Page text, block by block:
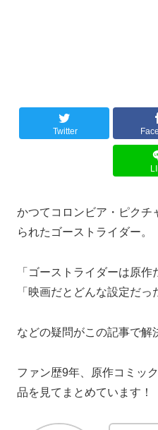
Twitter
かつてコロンビア・ピクチ
られたゴーストライダー。
「ゴーストライダーは原作
「映画だとどんな設定だっ
などの疑問がこの記事で解
ファン歴9年、原作コミッ
品を見てまとめています！